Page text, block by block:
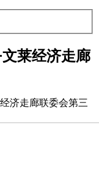
莱经济走廊
济走廊联委会第三